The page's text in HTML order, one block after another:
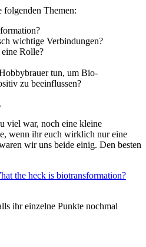
folgenden Themen:
wichtige Verbindungen?
Rolle?
tun, um Bio-
zu beeinflussen?
viel war, noch eine kleine
wenn ihr euch wirklich nur eine
wir uns beide einig. Den besten
the heck is biotransformation?
ihr einzelne Punkte nochmal